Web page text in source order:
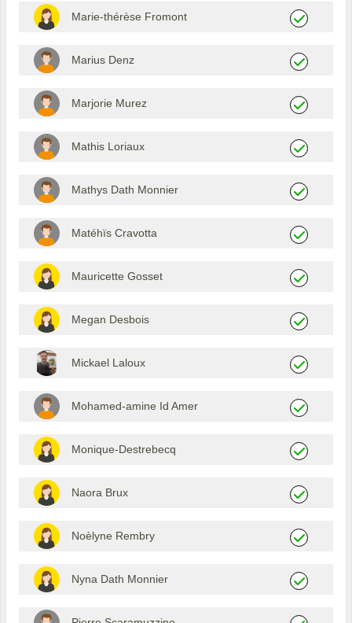
Marie-thérèse Fromont
Marius Denz
Marjorie Murez
Mathis Loriaux
Mathys Dath Monnier
Matéhïs Cravotta
Mauricette Gosset
Megan Desbois
Mickael Laloux
Mohamed-amine Id Amer
Monique-Destrebecq
Naora Brux
Noèlyne Rembry
Nyna Dath Monnier